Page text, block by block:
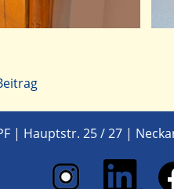
| Hauptstr. 25 / 27 |